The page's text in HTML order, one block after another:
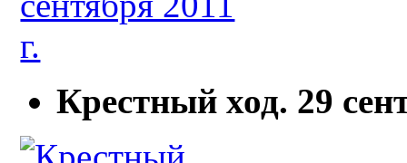
Крестный ход. 29